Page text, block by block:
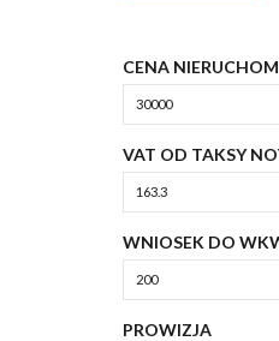
CENA
VAT OD TAKSY
WNIOSEK DO
PROWIZJA